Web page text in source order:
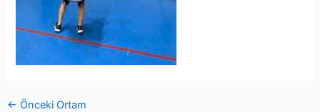
← Önceki Ortam